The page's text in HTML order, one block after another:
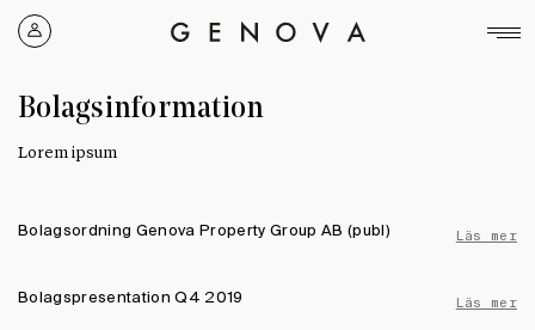
Genova
Bolagsinformation
Lorem ipsum
Bolagsordning Genova Property Group AB (publ) Läs mer
Bolagspresentation Q4 2019 Läs mer